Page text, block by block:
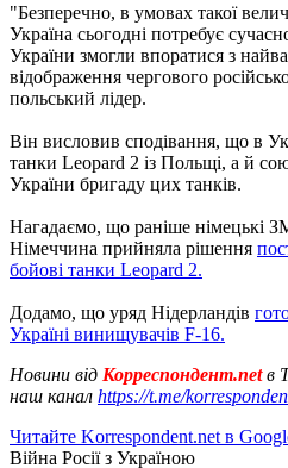
"Безперечно, в умовах такої
Україна сьогодні потребує
України змогли впоратися з
відображення чергового
польський лідер.
Він висловив сподівання, що в
танки Leopard 2 із Польщі, а й
України бригаду цих танків.
Нагадаємо, що раніше німецькі
Німеччина прийняла рішення
бойові танки Leopard 2.
Додамо, що уряд Нідерландів
Україні винищувачів F-16.
Новини від Корреспондент.netв
наш канал https://t.me/
Читайте Korrespondent.net в
Війна Росії з Україною